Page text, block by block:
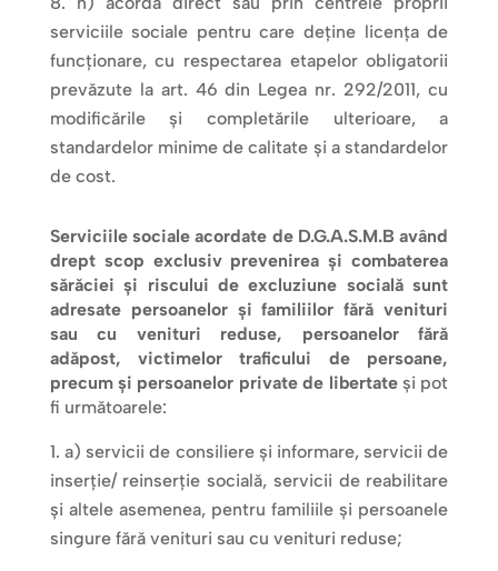
serviciile sociale pentru care deține licența de
funcționare, cu respectarea etapelor obligatorii
prevăzute la art. 46 din Legea nr. 292/2011, cu
modificările și completările ulterioare, a
standardelor minime de calitate și a standardelor
de cost.
Serviciile sociale acordate de D.G.A.S.M.B având
drept scop exclusiv prevenirea și combaterea
sărăciei și riscului de excluziune socială sunt
adresate persoanelor și familiilor fără venituri
sau cu venituri reduse, persoanelor fără
adăpost, victimelor traficului de persoane,
precum și persoanelor private de libertateși pot
fi următoarele:
a) servicii de consiliere și informare, servicii de
inserție/ reinserție socială, servicii de reabilitare
și altele asemenea, pentru familiile și persoanele
singure fără venituri sau cu venituri reduse;